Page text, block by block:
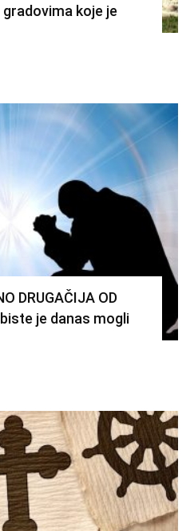
koje je
DRUGAČIJA OD
biste je danas mogli